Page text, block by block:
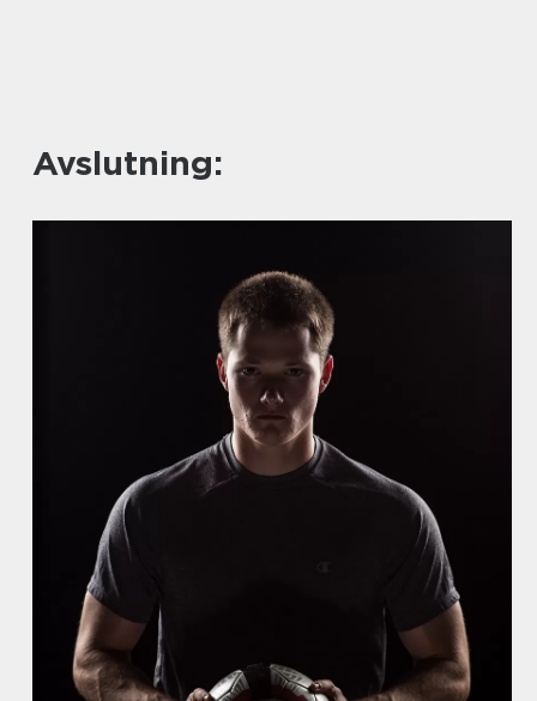
Avslutning: